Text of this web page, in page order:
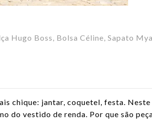
Hugo Boss, Bolsa Céline, Sapato
chique: jantar, coquetel, festa. Neste
do vestido de renda. Por que são